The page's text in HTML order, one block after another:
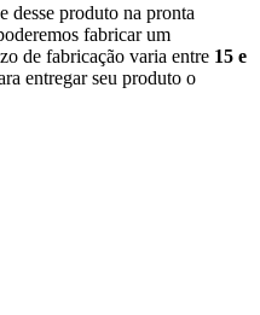
desse produto na pronta
fabricar um
de fabricação varia entre 15 e
entregar seu produto o